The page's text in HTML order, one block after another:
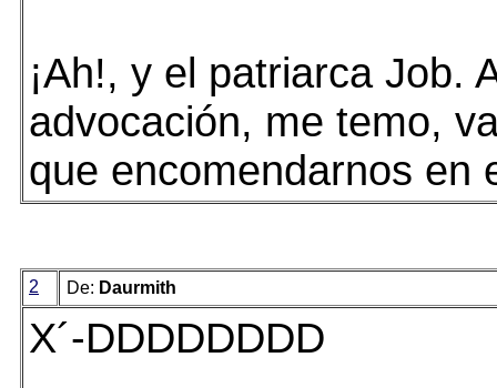
¡Ah!, y el patriarca Job.
advocación, me temo,
que encomendarnos en
2 De: Daurmith
X´-DDDDDDDD